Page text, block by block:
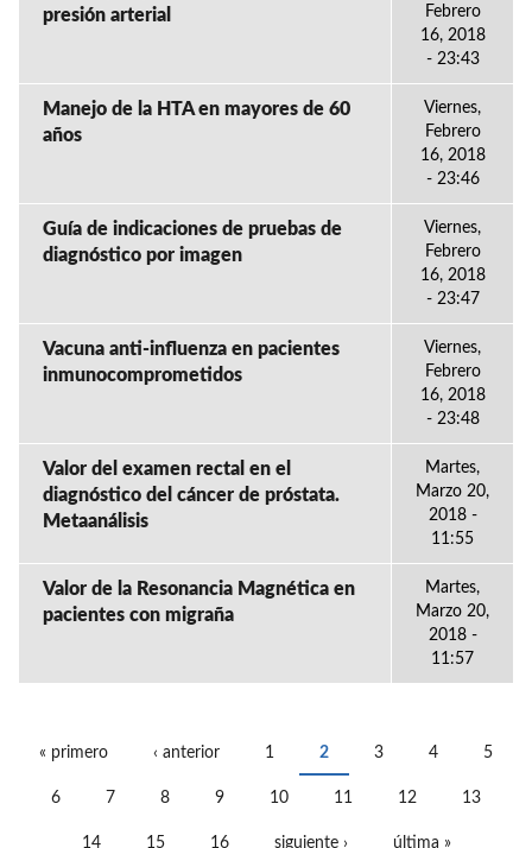
presión arterial
Febrero
16, 2018
- 23:43
Manejo de la HTA en mayores de 60
años
Viernes,
Febrero
16, 2018
- 23:46
Guía de indicaciones de pruebas de
diagnóstico por imagen
Viernes,
Febrero
16, 2018
- 23:47
Vacuna anti-influenza en pacientes
inmunocomprometidos
Viernes,
Febrero
16, 2018
- 23:48
Valor del examen rectal en el
diagnóstico del cáncer de próstata.
Metaanálisis
Martes,
Marzo 20,
2018 -
11:55
Valor de la Resonancia Magnética en
pacientes con migraña
Martes,
Marzo 20,
2018 -
11:57
« primero ‹ anterior 1 2 3 4 5
6 7 8 9 10 11 12 13
14 15 16 siguiente › última »